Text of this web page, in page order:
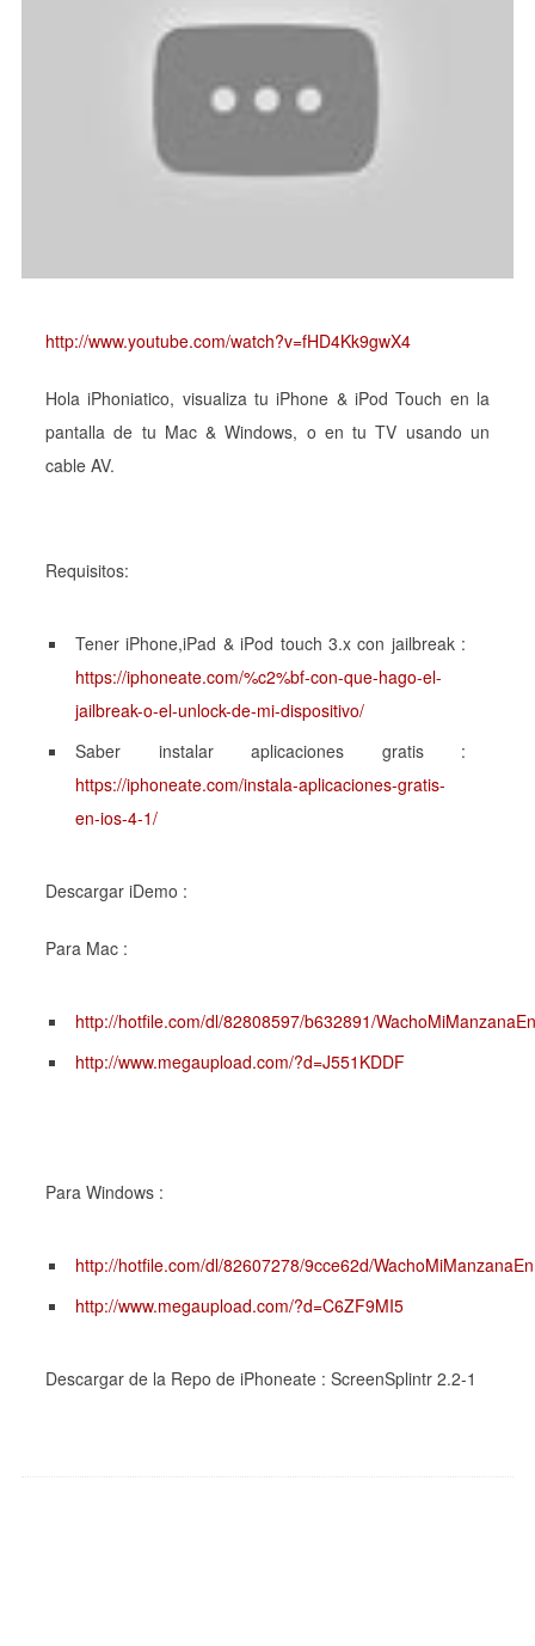
http://www.youtube.com/watch?v=fHD4Kk9gwX4
Hola iPhoniatico, visualiza tu iPhone & iPod Touch en la
pantalla de tu Mac & Windows, o en tu TV usando un
cable AV.
Requisitos:
Tener iPhone,iPad & iPod touch 3.x con jailbreak :
https://iphoneate.com/%c2%bf-con-que-hago-el-
jailbreak-o-el-unlock-de-mi-dispositivo/
Saber instalar aplicaciones gratis :
https://iphoneate.com/instala-aplicaciones-gratis-
en-ios-4-1/
Descargar iDemo :
Para Mac :
http://hotfile.com/dl/82808597/b632891/
http://www.megaupload.com/?d=J551KDDF
Para Windows :
http://hotfile.com/dl/82607278/9cce62d/
http://www.megaupload.com/?d=C6ZF9MI5
Descargar de la Repo de iPhoneate : ScreenSplintr 2.2-1